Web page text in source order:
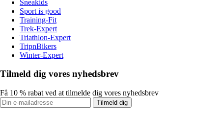
Sneakids
Sport is good
Training-Fit
Trek-Expert
Triathlon-Expert
TripnBikers
Winter-Expert
Tilmeld dig vores nyhedsbrev
Få 10 % rabat ved at tilmelde dig vores nyhedsbrev
Tilmeld dig